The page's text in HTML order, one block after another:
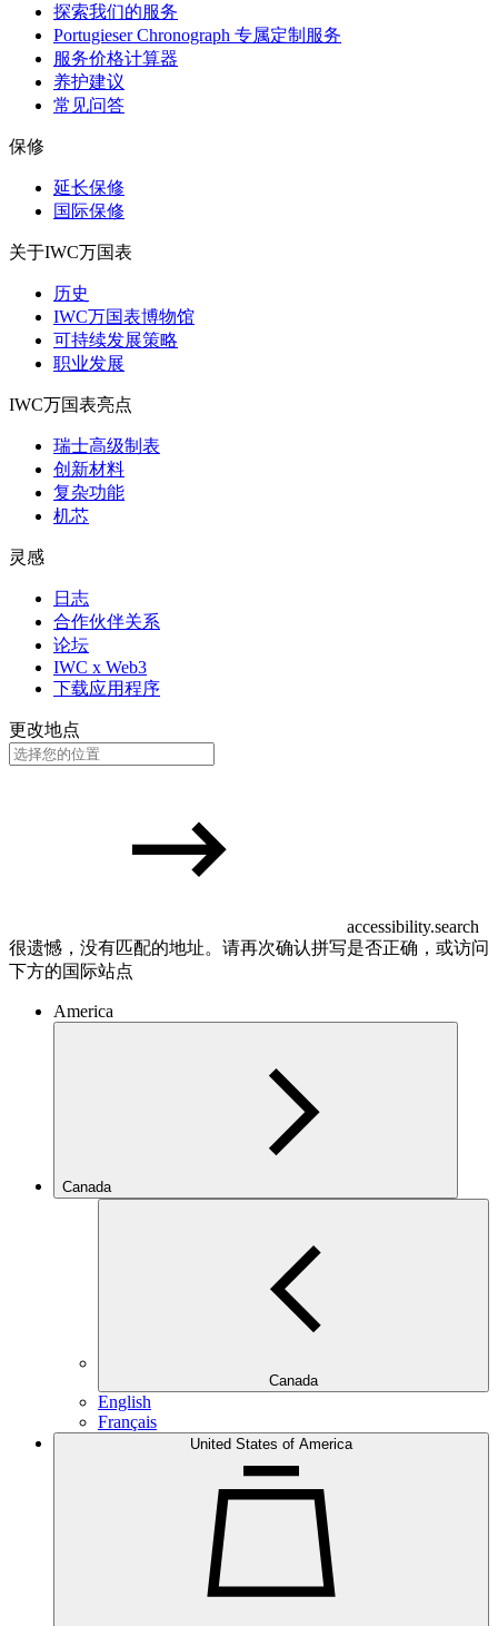
探索我们的服务
Portugieser Chronograph 专属定制服务
服务价格计算器
养护建议
常见问答
保修
延长保修
国际保修
关于IWC万国表
历史
IWC万国表博物馆
可持续发展策略
职业发展
IWC万国表亮点
瑞士高级制表
创新材料
复杂功能
机芯
灵感
日志
合作伙伴关系
论坛
IWC x Web3
下载应用程序
更改地点
accessibility.search
很遗憾，没有匹配的地址。请再次确认拼写是否正确，或访问
下方的国际站点
America
Canada
Canada
English
Français
United States of America